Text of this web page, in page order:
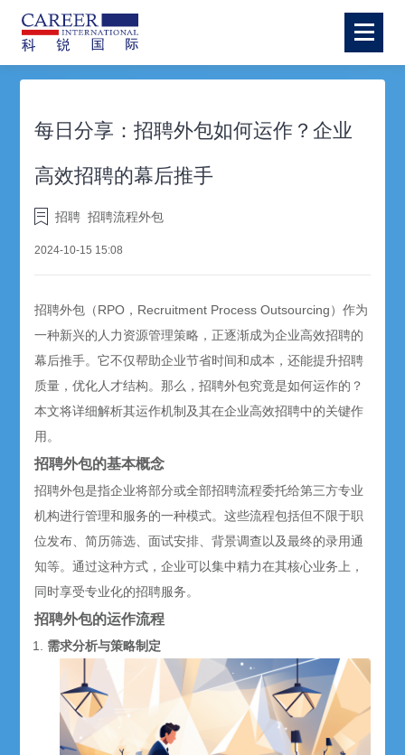
每日分享：招聘外包如何运作？企业
高效招聘的幕后推手
招聘 招聘流程外包
2024-10-15 15:08
招聘外包（RPO，Recruitment Process Outsourcing）作为
一种新兴的人力资源管理策略，正逐渐成为企业高效招聘的
幕后推手。它不仅帮助企业节省时间和成本，还能提升招聘
质量，优化人才结构。那么，招聘外包究竟是如何运作的？
本文将详细解析其运作机制及其在企业高效招聘中的关键作
用。
招聘外包的基本概念
招聘外包是指企业将部分或全部招聘流程委托给第三方专业
机构进行管理和服务的一种模式。这些流程包括但不限于职
位发布、简历筛选、面试安排、背景调查以及最终的录用通
知等。通过这种方式，企业可以集中精力在其核心业务上，
同时享受专业化的招聘服务。
招聘外包的运作流程
需求分析与策略制定